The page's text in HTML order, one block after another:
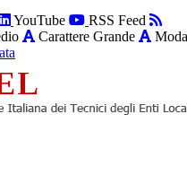
YouTube
RSS Feed
Carattere Grande